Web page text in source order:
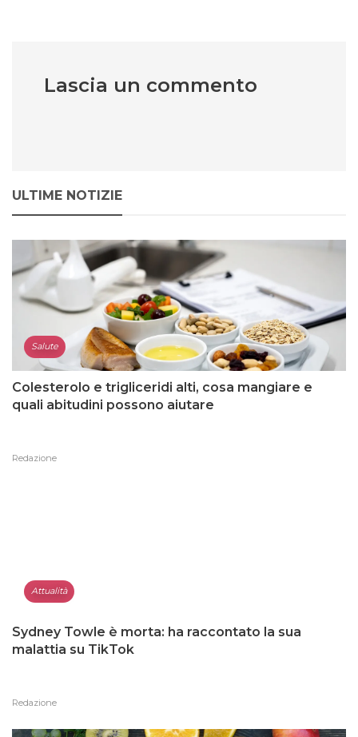
Lascia un commento
ULTIME NOTIZIE
Salute
Colesterolo e trigliceridi alti, cosa mangiare e
quali abitudini possono aiutare
Redazione
Attualità
Sydney Towle è morta: ha raccontato la sua
malattia su TikTok
Redazione